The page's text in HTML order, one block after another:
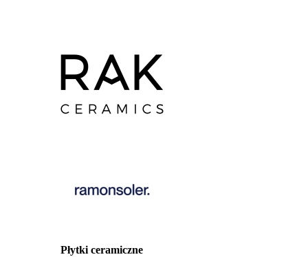
Płytki ceramiczne